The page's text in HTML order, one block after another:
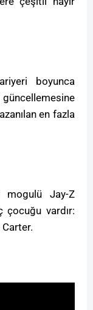
boyunca
güncellemesine
en fazla
mogulü Jay-Z
çocuğu vardır: